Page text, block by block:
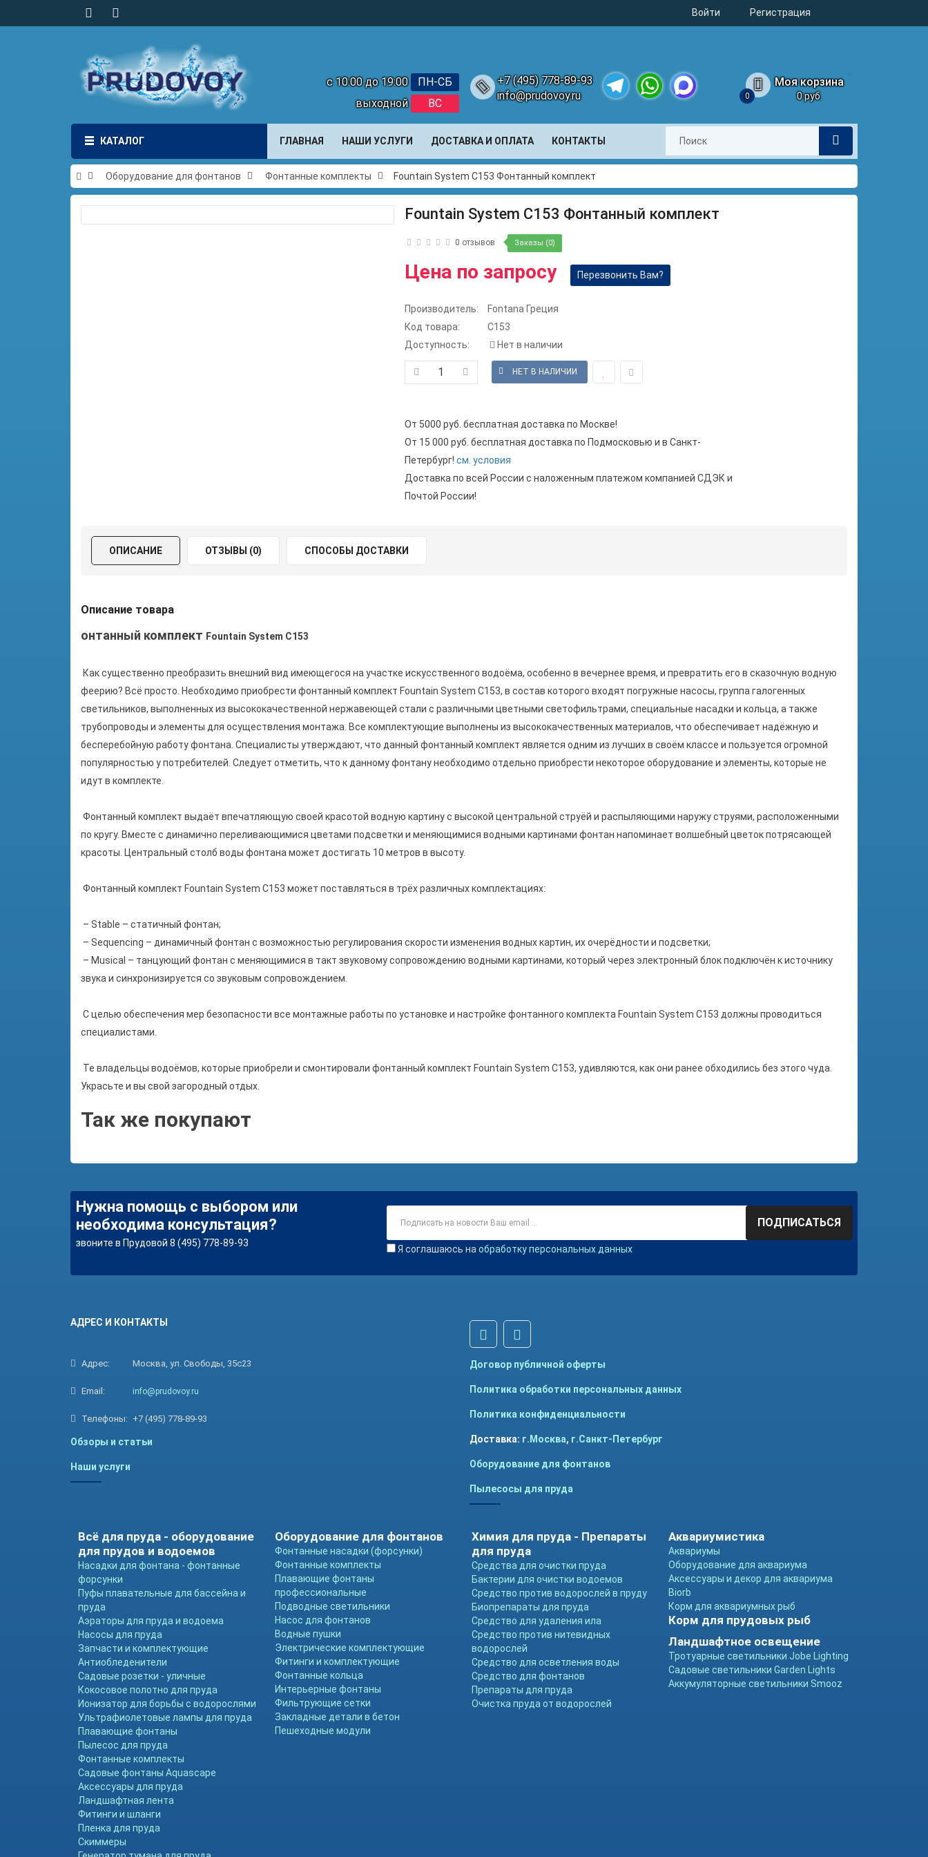
Войти Регистрация
с 10:00 до 19:00
ПН-СБ
выходной
ВС
+7 (495) 778-89-93
info@prudovoy.ru
Моя корзина
0 0 руб.
КАТАЛОГ ГЛАВНАЯ НАШИ УСЛУГИ ДОСТАВКА И ОПЛАТА КОНТАКТЫ
Оборудование для фонтанов Фонтанные комплекты Fountain System С153 Фонтанный комплект
Fountain System С153 Фонтанный комплект
0 отзывов Заказы (0)
Цена по запросу Перезвонить Вам?
Производитель:
Fontana Греция
Код товара:
С153
Доступность:
Нет в наличии
От 5000 руб. бесплатная доставка по Москве!
От 15 000 руб. бесплатная доставка по Подмосковью и в Санкт-
Петербург! см. условия
Доставка по всей России с наложенным платежом компанией СДЭК и
Почтой России!
ОПИСАНИЕ ОТЗЫВЫ (0) СПОСОБЫ ДОСТАВКИ
Описание товара
онтанный комплект Fountain System C153
Как существенно преобразить внешний вид имеющегося на участке искусственного водоёма, особенно в вечернее время, и превратить его в сказочную водную
феерию? Всё просто. Необходимо приобрести фонтанный комплект Fountain System C153, в состав которого входят погружные насосы, группа галогенных
светильников, выполненных из высококачественной нержавеющей стали с различными цветными светофильтрами, специальные насадки и кольца, а также
трубопроводы и элементы для осуществления монтажа. Все комплектующие выполнены из высококачественных материалов, что обеспечивает надёжную и
бесперебойную работу фонтана. Специалисты утверждают, что данный фонтанный комплект является одним из лучших в своём классе и пользуется огромной
популярностью у потребителей. Следует отметить, что к данному фонтану необходимо отдельно приобрести некоторое оборудование и элементы, которые не
идут в комплекте.
Фонтанный комплект выдаёт впечатляющую своей красотой водную картину с высокой центральной струёй и распыляющими наружу струями, расположенными
по кругу. Вместе с динамично переливающимися цветами подсветки и меняющимися водными картинами фонтан напоминает волшебный цветок потрясающей
красоты. Центральный столб воды фонтана может достигать 10 метров в высоту.
Фонтанный комплект Fountain System C153 может поставляться в трёх различных комплектациях:
– Stable – статичный фонтан;
– Sequencing – динамичный фонтан с возможностью регулирования скорости изменения водных картин, их очерёдности и подсветки;
– Musical – танцующий фонтан с меняющимися в такт звуковому сопровождению водными картинами, который через электронный блок подключён к источнику
звука и синхронизируется со звуковым сопровождением.
С целью обеспечения мер безопасности все монтажные работы по установке и настройке фонтанного комплекта Fountain System C153 должны проводиться
специалистами.
Те владельцы водоёмов, которые приобрели и смонтировали фонтанный комплект Fountain System C153, удивляются, как они ранее обходились без этого чуда.
Украсьте и вы свой загородный отдых.
Так же покупают
Нужна помощь с выбором или
необходима консультация?
звоните в Прудовой 8 (495) 778-89-93
ПОДПИСАТЬСЯ
Я соглашаюсь на обработку персональных данных
АДРЕС И КОНТАКТЫ
Адрес: Москва, ул. Свободы, 35с23
Email: info@prudovoy.ru
Телефоны: +7 (495) 778-89-93
Обзоры и статьи
Наши услуги
Договор публичной оферты
Политика обработки персональных данных
Политика конфиденциальности
Доставка: г.Москва, г.Санкт-Петербург
Оборудование для фонтанов
Пылесосы для пруда
Всё для пруда - оборудование
для прудов и водоемов
Насадки для фонтана - фонтанные
форсунки
Пуфы плавательные для бассейна и
пруда
Аэраторы для пруда и водоема
Насосы для пруда
Запчасти и комплектующие
Антиобледенители
Садовые розетки - уличные
Кокосовое полотно для пруда
Ионизатор для борьбы с водорослями
Ультрафиолетовые лампы для пруда
Плавающие фонтаны
Пылесос для пруда
Фонтанные комплекты
Садовые фонтаны Aquascape
Аксессуары для пруда
Ландшафтная лента
Фитинги и шланги
Пленка для пруда
Скиммеры
Оборудование для фонтанов
Фонтанные насадки (форсунки)
Фонтанные комплекты
Плавающие фонтаны
профессиональные
Подводные светильники
Насос для фонтанов
Водные пушки
Электрические комплектующие
Фитинги и комплектующие
Фонтанные кольца
Интерьерные фонтаны
Фильтрующие сетки
Закладные детали в бетон
Пешеходные модули
Химия для пруда - Препараты
для пруда
Средства для очистки пруда
Бактерии для очистки водоемов
Средство против водорослей в пруду
Биопрепараты для пруда
Средство для удаления ила
Средство против нитевидных
водорослей
Средство для осветления воды
Средство для фонтанов
Препараты для пруда
Очистка пруда от водорослей
Аквариумистика
Аквариумы
Оборудование для аквариума
Аксессуары и декор для аквариума
Biorb
Корм для аквариумных рыб
Корм для прудовых рыб
Ландшафтное освещение
Тротуарные светильники Jobe Lighting
Садовые светильники Garden Lights
Аккумуляторные светильники Smooz